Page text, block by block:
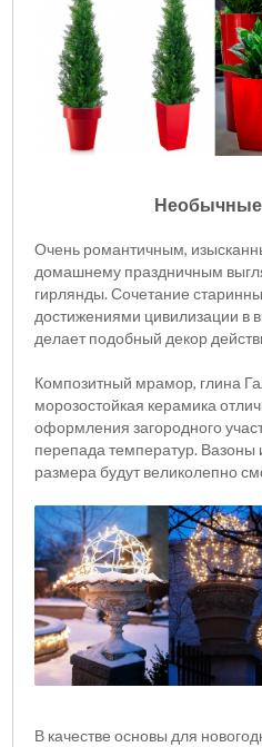
Очень романтичным,
домашнему праздничным
гирлянды. Сочетание
достижениями цивилизации в
делает подобный декор
Композитный мрамор, глина
морозостойкая керамика
оформления загородного
перепада температур.
размера будут великолепно
В качестве основы для